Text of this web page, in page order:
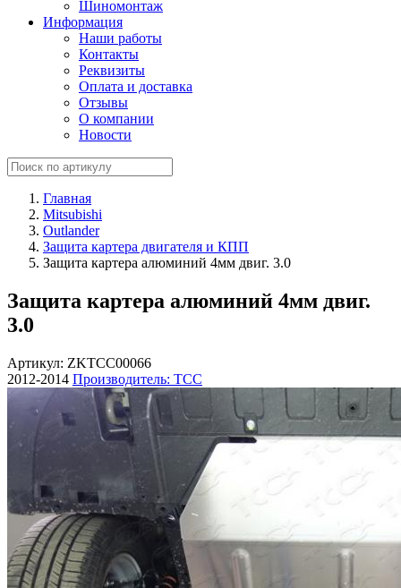
Шиномонтаж
Информация
Наши работы
Контакты
Реквизиты
Оплата и доставка
Отзывы
О компании
Новости
Главная
Mitsubishi
Outlander
Защита картера двигателя и КПП
Защита картера алюминий 4мм двиг. 3.0
Защита картера алюминий 4мм двиг.
3.0
Артикул: ZKTCC00066
2012-2014 Производитель: ТСС